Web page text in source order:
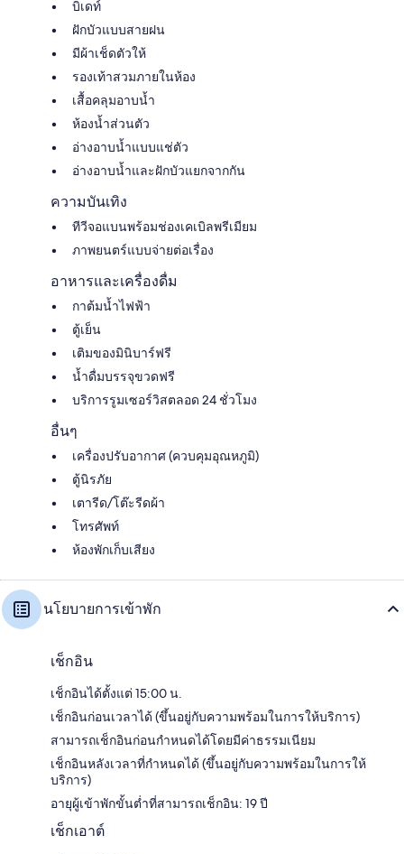
บิเดท์
ฝักบัวแบบสายฝน
มีผ้าเช็ดตัวให้
รองเท้าสวมภายในห้อง
เสื้อคลุมอาบน้ำ
ห้องน้ำส่วนตัว
อ่างอาบน้ำแบบแช่ตัว
อ่างอาบน้ำและฝักบัวแยกจากกัน
ความบันเทิง
ทีวีจอแบนพร้อมช่องเคเบิลพรีเมียม
ภาพยนตร์แบบจ่ายต่อเรื่อง
อาหารและเครื่องดื่ม
กาต้มน้ำไฟฟ้า
ตู้เย็น
เติมของมินิบาร์ฟรี
น้ำดื่มบรรจุขวดฟรี
บริการรูมเซอร์วิสตลอด 24 ชั่วโมง
อื่นๆ
เครื่องปรับอากาศ (ควบคุมอุณหภูมิ)
ตู้นิรภัย
เตารีด/โต๊ะรีดผ้า
โทรศัพท์
ห้องพักเก็บเสียง
นโยบายการเข้าพัก
เช็กอิน
เช็กอินได้ตั้งแต่ 15:00 น.
เช็กอินก่อนเวลาได้ (ขึ้นอยู่กับความพร้อมในการให้บริการ)
สามารถเช็กอินก่อนกำหนดได้โดยมีค่าธรรมเนียม
เช็กอินหลังเวลาที่กำหนดได้ (ขึ้นอยู่กับความพร้อมในการให้
บริการ)
อายุผู้เข้าพักขั้นต่ำที่สามารถเช็กอิน: 19 ปี
เช็กเอาต์